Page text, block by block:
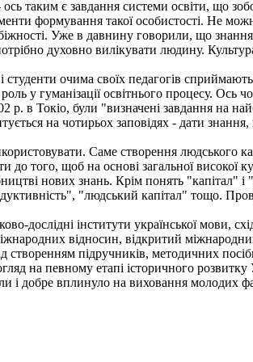
таким є завдання системи освіти, що
формування такої особистості. Не
Уже в давнину говорили, що
духовно вилікувати людину.
очима своїх педагогів
у гуманізації освітнього процесу. Ось
р. в Токіо, були "визначені завдання на
на чотирьох заповідях - дати
Саме створення людського
до того, щоб на основі загальної високої
нових знань. Крім понять "капітал" і
"людський капітал" тощо.
дослідні інститути української мови,
відносин, відкритий
створенням підручників, методичних
на певному етапі історичного
і добре вплинуло на виховання молодих